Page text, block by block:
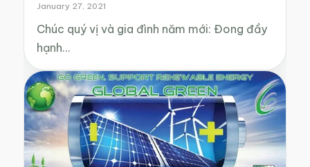
January 27, 2021
Chúc quý vị và gia đình năm mới: Đong đầy
hạnh…